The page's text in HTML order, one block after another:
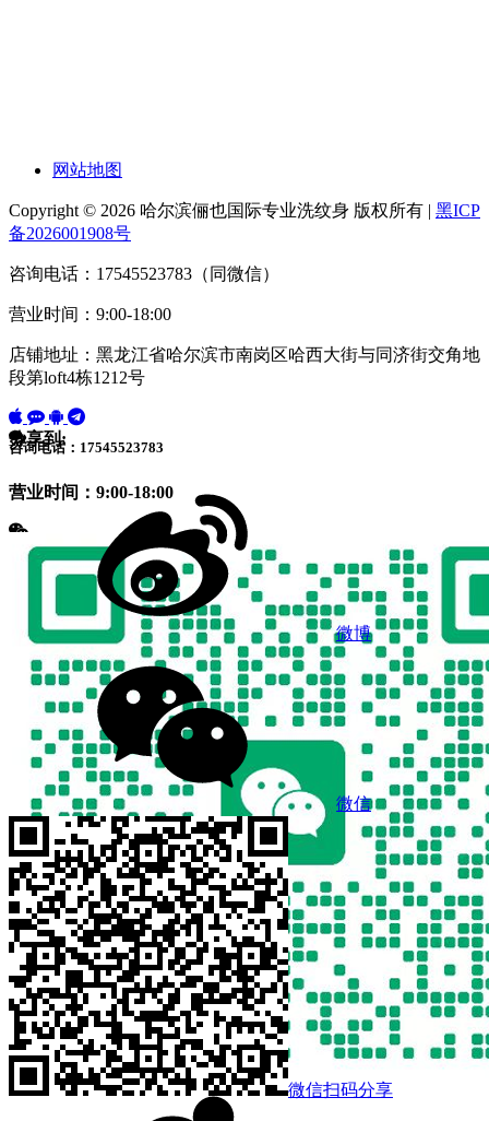
网站地图
Copyright © 2026 哈尔滨俪也国际专业洗纹身 版权所有 | 黑ICP
备2026001908号
咨询电话：17545523783（同微信）
营业时间：9:00-18:00
店铺地址：黑龙江省哈尔滨市南岗区哈西大街与同济街交角地
段第loft4栋1212号
咨询电话：17545523783
营业时间：9:00-18:00
分享到:
微博
微信
微信扫码分享